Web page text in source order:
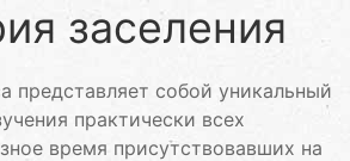
заселения
представляет собой уникальный
практически всех
время присутствовавших на